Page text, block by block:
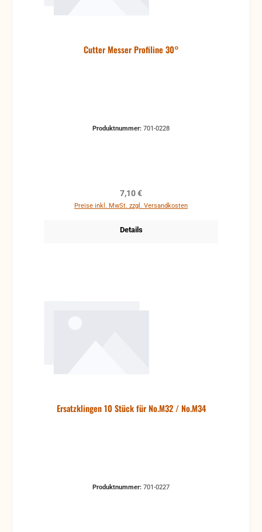
Cutter Messer Profiline 30°
Produktnummer: 701-0228
Regulärer Preis:
7,10 €
Preise inkl. MwSt. zzgl. Versandkosten
Details
Ersatzklingen 10 Stück für No.M32 / No.M34
Produktnummer: 701-0227